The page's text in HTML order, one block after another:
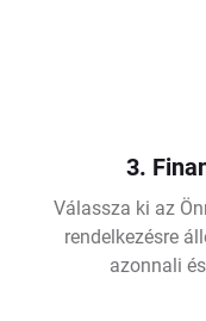
3.
Válassza ki az
rendelkezésre
azonnali